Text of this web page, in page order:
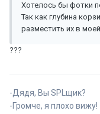
Хотелось бы фотки
Так как глубина
разместить их в
???
-Дядя, Вы SPLщик?
-Громче, я плохо вижу!